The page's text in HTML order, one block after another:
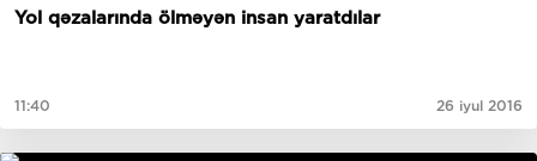
Yol qəzalarında ölməyən insan yaratdılar
11:40 26 iyul 2016